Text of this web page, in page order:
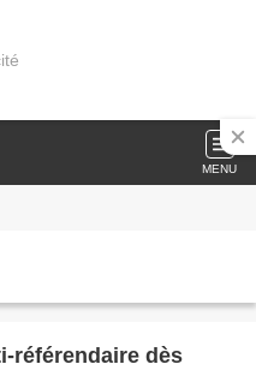
MENU
référendaire dès